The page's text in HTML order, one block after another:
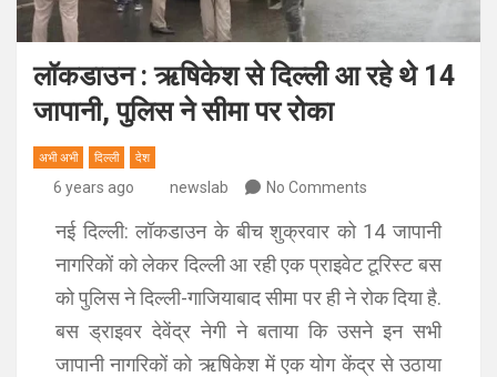
लॉकडाउन : ऋषिकेश से दिल्ली आ रहे थे 14
जापानी, पुलिस ने सीमा पर रोका
अभी अभी दिल्ली देश
6 years ago newslab No Comments
नई दिल्ली: लॉकडाउन के बीच शुक्रवार को 14 जापानी
नागरिकों को लेकर दिल्ली आ रही एक प्राइवेट टूरिस्ट बस
को पुलिस ने दिल्ली-गाजियाबाद सीमा पर ही ने रोक दिया है.
बस ड्राइवर देवेंद्र नेगी ने बताया कि उसने इन सभी
जापानी नागरिकों को ऋषिकेश में एक योग केंद्र से उठाया